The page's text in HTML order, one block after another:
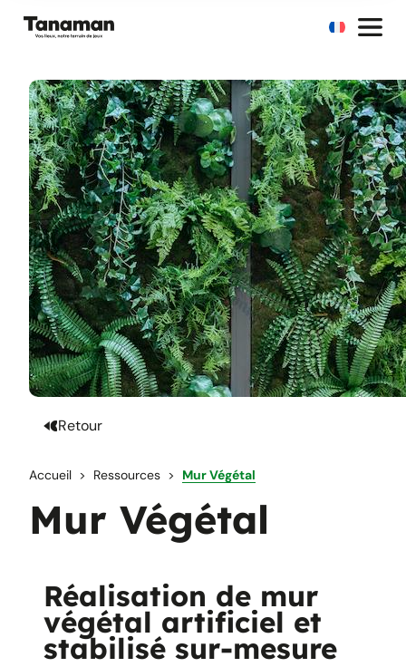
Retour
Accueil Ressources Mur Végétal
Mur Végétal
Réalisation de mur
végétal artificiel et
stabilisé sur-mesure